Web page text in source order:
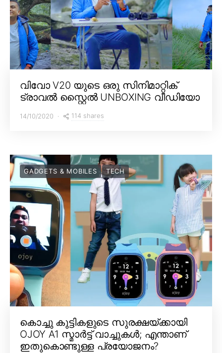
വിവോ V20 യുടെ ഒരു സിനിമാറ്റിക്
ട്രാവൽ സ്റ്റൈൽ UNBOXING വീഡിയോ
14/10/2020 114 shares
GADGETS & MOBILES TECH
കൊച്ചു കുട്ടികളുടെ സുരക്ഷയ്ക്കായി
OJOY A1 സ്മാർട്ട് വാച്ചുകൾ; എന്താണ്
ഇതുകൊണ്ടുള്ള പ്രയോജനം?